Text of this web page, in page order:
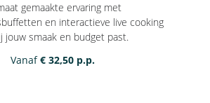
gemaakte ervaring met
en interactieve live cooking
jouw smaak en budget past.
Vanaf € 32,50 p.p.